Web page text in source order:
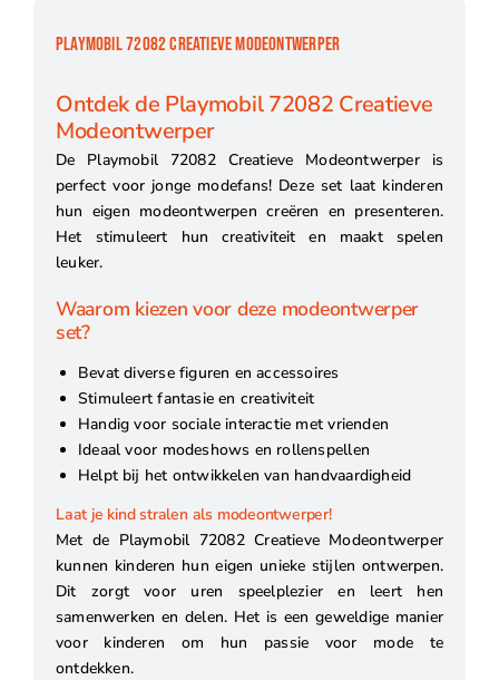
PLAYMOBIL 72082 CREATIEVE MODEONTWERPER
Ontdek de Playmobil 72082 Creatieve
Modeontwerper
De Playmobil 72082 Creatieve Modeontwerper is
perfect voor jonge modefans! Deze set laat kinderen
hun eigen modeontwerpen creëren en presenteren.
Het stimuleert hun creativiteit en maakt spelen
leuker.
Waarom kiezen voor deze modeontwerper
set?
Bevat diverse figuren en accessoires
Stimuleert fantasie en creativiteit
Handig voor sociale interactie met vrienden
Ideaal voor modeshows en rollenspellen
Helpt bij het ontwikkelen van handvaardigheid
Laat je kind stralen als modeontwerper!
Met de Playmobil 72082 Creatieve Modeontwerper
kunnen kinderen hun eigen unieke stijlen ontwerpen.
Dit zorgt voor uren speelplezier en leert hen
samenwerken en delen. Het is een geweldige manier
voor kinderen om hun passie voor mode te
ontdekken.